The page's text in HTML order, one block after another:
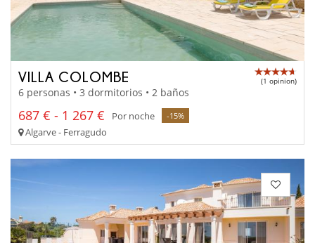
VILLA COLOMBE (1 opinion)
6 personas • 3 dormitorios • 2 baños
687 € - 1 267 € Por noche -15%
Algarve - Ferragudo